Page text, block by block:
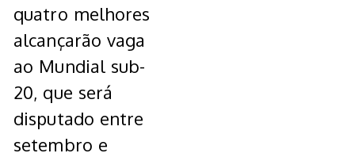
quatro melhores
alcançarão vaga
ao Mundial sub-
20, que será
disputado entre
setembro e